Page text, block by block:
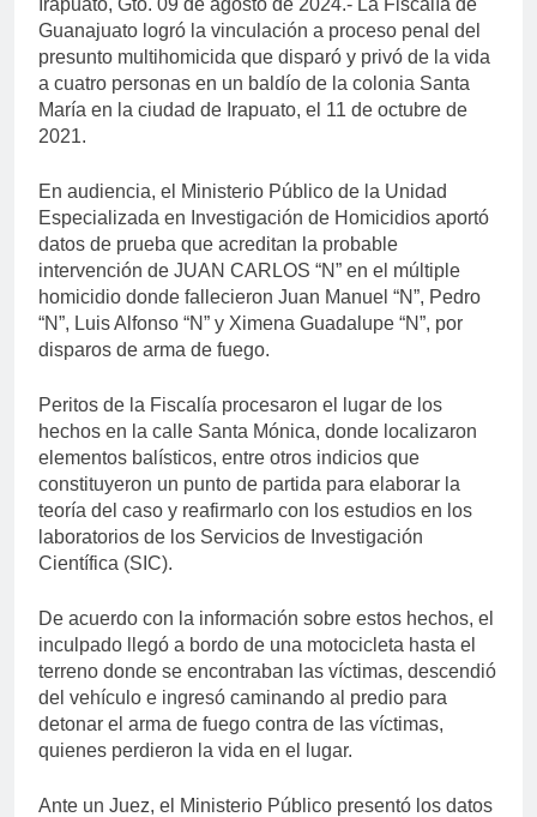
Guanajuato logró la vinculación a proceso penal del
presunto multihomicida que disparó y privó de la vida
a cuatro personas en un baldío de la colonia Santa
María en la ciudad de Irapuato, el 11 de octubre de
2021.
En audiencia, el Ministerio Público de la Unidad
Especializada en Investigación de Homicidios aportó
datos de prueba que acreditan la probable
intervención de JUAN CARLOS “N” en el múltiple
homicidio donde fallecieron Juan Manuel “N”, Pedro
“N”, Luis Alfonso “N” y Ximena Guadalupe “N”, por
disparos de arma de fuego.
Peritos de la Fiscalía procesaron el lugar de los
hechos en la calle Santa Mónica, donde localizaron
elementos balísticos, entre otros indicios que
constituyeron un punto de partida para elaborar la
teoría del caso y reafirmarlo con los estudios en los
laboratorios de los Servicios de Investigación
Científica (SIC).
De acuerdo con la información sobre estos hechos, el
inculpado llegó a bordo de una motocicleta hasta el
terreno donde se encontraban las víctimas, descendió
del vehículo e ingresó caminando al predio para
detonar el arma de fuego contra de las víctimas,
quienes perdieron la vida en el lugar.
Ante un Juez, el Ministerio Público presentó los datos